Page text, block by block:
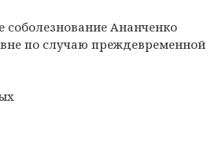
Ананченко
по случаю преждевременной